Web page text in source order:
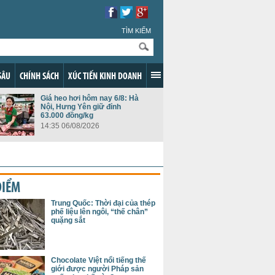
TÌM KIẾM
CHÍNH SÁCH XÚC TIẾN KINH DOANH
Giá heo hơi hôm nay 6/8: Hà
Nội, Hưng Yên giữ đỉnh
63.000 đồng/kg
14:35 06/08/2026
Trung Quốc: Thời đại của thép
phế liệu lên ngôi, “thế chân”
quặng sắt
Chocolate Việt nổi tiếng thế
giới được người Pháp sản